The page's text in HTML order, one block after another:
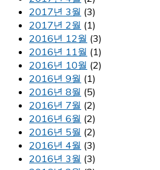
2017년 3월 (3)
2017년 2월 (1)
2016년 12월 (3)
2016년 11월 (1)
2016년 10월 (2)
2016년 9월 (1)
2016년 8월 (5)
2016년 7월 (2)
2016년 6월 (2)
2016년 5월 (2)
2016년 4월 (3)
2016년 3월 (3)